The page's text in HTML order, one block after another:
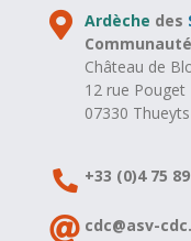
Ardèche des
Château de
12 rue Pouget
07330 Thueyts
+33 (0)4 75
cdc@asv-